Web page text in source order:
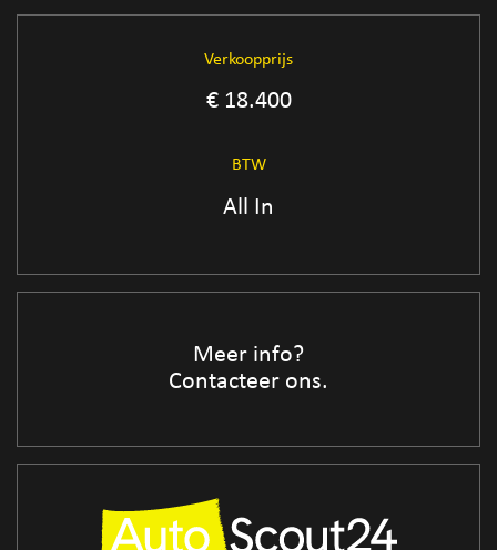
Verkoopprijs
€ 18.400
BTW
All In
Meer info?
Contacteer ons.